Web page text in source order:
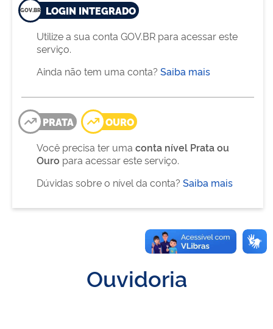
LOGIN INTEGRADO
Utilize a sua conta GOV.BR para acessar este
serviço.
Ainda não tem uma conta? Saiba mais
PRATA
OURO
Você precisa ter uma conta nível Prata ou
Ouro para acessar este serviço.
Dúvidas sobre o nível da conta? Saiba mais
Ouvidoria